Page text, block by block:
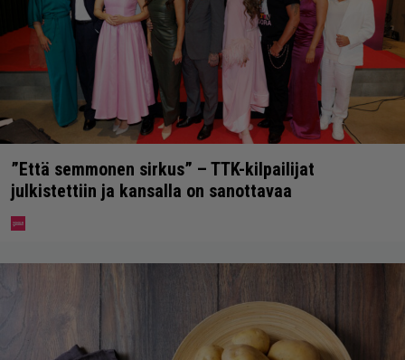
”Että semmonen sirkus” – TTK-kilpailijat
julkistettiin ja kansalla on sanottavaa